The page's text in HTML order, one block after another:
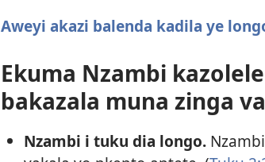
Aweyi akazi balenda kadila ye
Ekuma Nzambi
bakazala muna zinga
Nzambi i tuku dia longo.